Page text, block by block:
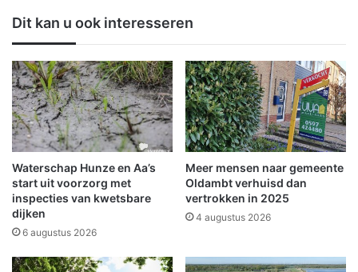
a
u
t
o
a
a
n
d
e
W
e
z
e
l
r
a
n
a
a
r
G
r
o
n
i
n
g
n
Dit kan u ook interesseren
Waterschap Hunze en Aa’s
start uit voorzorg met
inspecties van kwetsbare
dijken
6 augustus 2026
Meer mensen naar gemeente
Oldambt verhuisd dan
vertrokken in 2025
4 augustus 2026